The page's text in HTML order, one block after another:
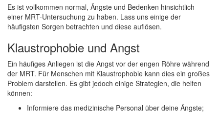
Es ist vollkommen normal, Ängste und Bedenken hinsichtlich
einer MRT-Untersuchung zu haben. Lass uns einige der
häufigsten Sorgen betrachten und diese auflösen.
Klaustrophobie und Angst
Ein häufiges Anliegen ist die Angst vor der engen Röhre während
der MRT. Für Menschen mit Klaustrophobie kann dies ein großes
Problem darstellen. Es gibt jedoch einige Strategien, die helfen
können:
Informiere das medizinische Personal über deine Ängste;